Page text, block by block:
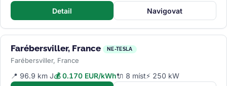
Detail
Navigovat
Farébersviller, France NE-TESLA
Farébersviller, France
📍 96.9 km J💰 0.170 EUR/kWh🔌 8 míst⚡ 250 kW